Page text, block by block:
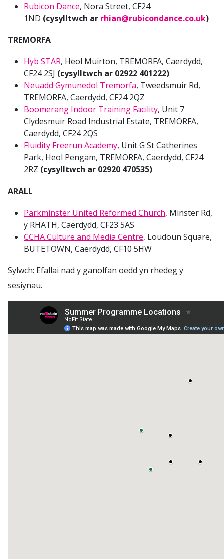
Rubicon Dance, Nora Street, CF24
1ND (cysylltwch ar rhian@rubicondance.co.uk)
TREMORFA
Hyb STAR, Heol Muirton, TREMORFA, Caerdydd,
CF24 2SJ (cysylltwch ar 02922 401222)
Neuadd Gymunedol Tremorfa, Tweedsmuir Rd,
TREMORFA, Caerdydd, CF24 2QZ
Boomerang Indoor Training Facility, Unit 7
Clydesmuir Road Industrial Estate, TREMORFA,
Caerdydd, CF24 2QS
Fluidity Freerun Academy, Unit G St Catherines
Park, Heol Pengam, TREMORFA, Caerdydd, CF24
2RZ (cysylltwch ar 02920 470535)
ARALL
Parkminster United Reformed Church, Minster Rd,
y RHATH, Caerdydd, CF23 5AS
CCHA Culture and Media Centre, Loudoun Square,
BUTETOWN, Caerdydd, CF10 5HW
Sylwch: Efallai nad y ganolfan oedd yn rhedeg y
sesiynau.